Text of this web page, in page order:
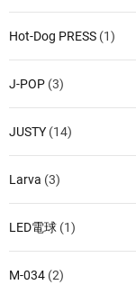
Hot-Dog PRESS (1)
J-POP (3)
JUSTY (14)
Larva (3)
LED電球 (1)
M-034 (2)